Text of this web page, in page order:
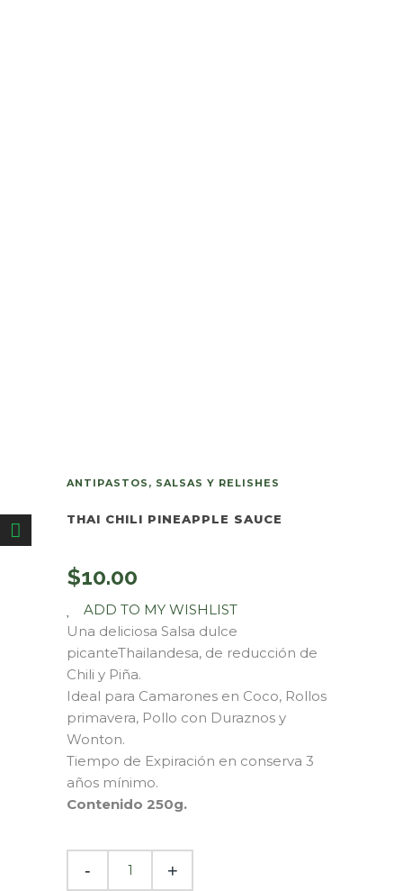
ANTIPASTOS, SALSAS Y RELISHES
THAI CHILI PINEAPPLE SAUCE
$10.00
ADD TO MY WISHLIST
Una deliciosa Salsa dulce
picanteThailandesa, de reducción de
Chili y Piña.
Ideal para Camarones en Coco, Rollos
primavera, Pollo con Duraznos y
Wonton.
Tiempo de Expiración en conserva 3
años mínimo.
Contenido 250g.